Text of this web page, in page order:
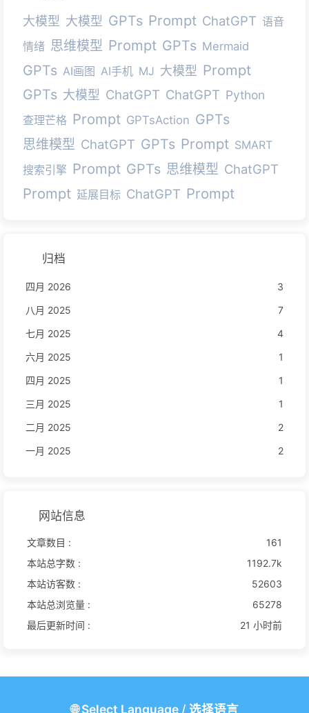
大模型 大模型 GPTs Prompt ChatGPT 语音
情绪 思维模型 Prompt GPTs Mermaid
GPTs AI画图 AI手机 MJ 大模型 Prompt
GPTs 大模型 ChatGPT ChatGPT Python
查理芒格 Prompt GPTsAction GPTs
思维模型 ChatGPT GPTs Prompt SMART
搜索引擎 Prompt GPTs 思维模型 ChatGPT
Prompt 延展目标 ChatGPT Prompt
归档
四月 2026
3
八月 2025
7
七月 2025
4
六月 2025
1
四月 2025
1
三月 2025
1
二月 2025
2
一月 2025
2
网站信息
文章数目 :
161
本站总字数 :
1192.7k
本站访客数 :
52603
本站总浏览量 :
65278
最后更新时间 :
21 小时前
🌐Select Language/ 选择语言